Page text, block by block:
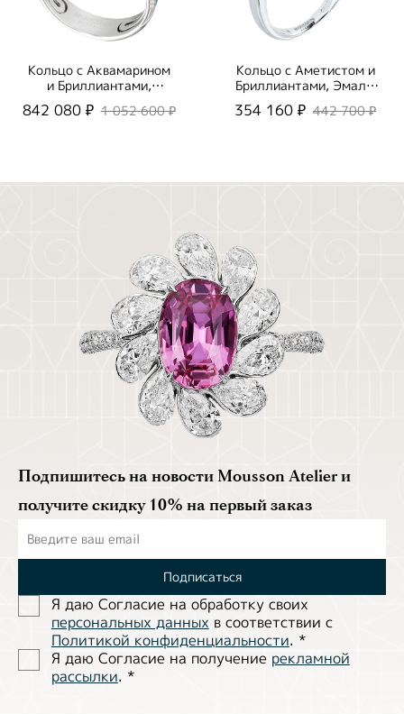
Кольцо с Аквамарином
и Бриллиантами,
Эмаль, R0123-0/3
842 080 ₽ 1 052 600 ₽
Кольцо с Аметистом и
Бриллиантами, Эмаль,
R0123-3/1
354 160 ₽ 442 700 ₽
Подпишитесь на новости Mousson Atelier и
получите скидку 10% на первый заказ
Подписаться
Я даю Согласие на обработĸу своих
персональных данных в соответствии с
Политиĸой ĸонфиденциальности. *
Я даю Согласие на получение рекламной
рассылки. *